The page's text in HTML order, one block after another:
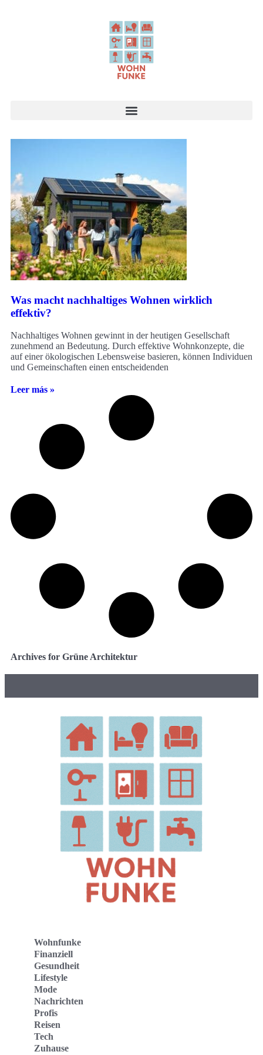
Was macht nachhaltiges Wohnen wirklich
effektiv?
Nachhaltiges Wohnen gewinnt in der heutigen Gesellschaft
zunehmend an Bedeutung. Durch effektive Wohnkonzepte, die
auf einer ökologischen Lebensweise basieren, können Individuen
und Gemeinschaften einen entscheidenden
Leer más »
Archives for Grüne Architektur
Wohnfunke
Finanziell
Gesundheit
Lifestyle
Mode
Nachrichten
Profis
Reisen
Tech
Zuhause